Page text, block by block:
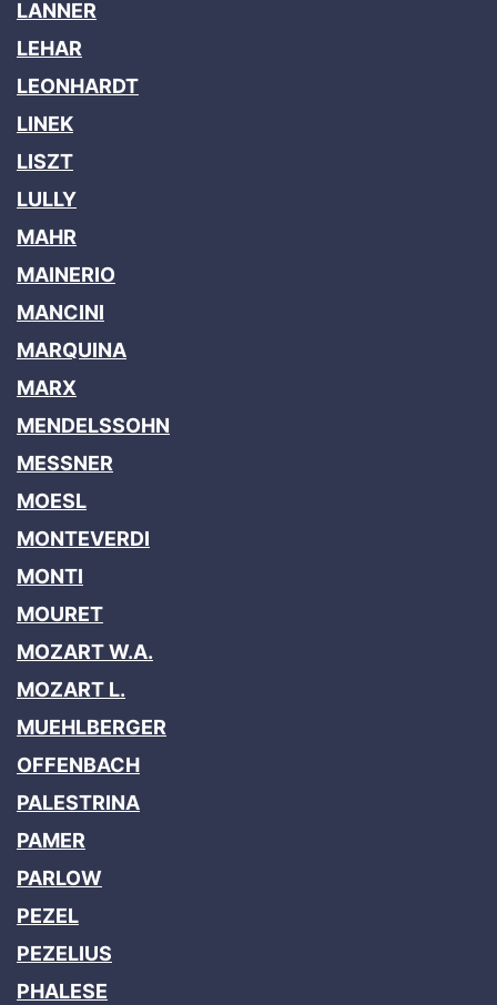
LANNER
LEHAR
LEONHARDT
LINEK
LISZT
LULLY
MAHR
MAINERIO
MANCINI
MARQUINA
MARX
MENDELSSOHN
MESSNER
MOESL
MONTEVERDI
MONTI
MOURET
MOZART W.A.
MOZART L.
MUEHLBERGER
OFFENBACH
PALESTRINA
PAMER
PARLOW
PEZEL
PEZELIUS
PHALESE